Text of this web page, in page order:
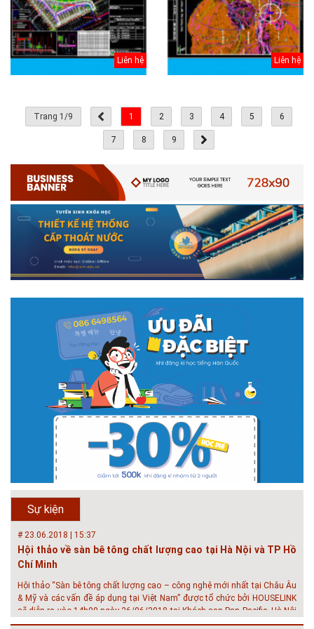
Liên hệ Liên hệ
Trang 1/9 1 2 3 4 5 6
7 8 9
Sự kiện
GIAO LƯU TRỰC TUYẾN - TƯ VẤN TUYỂN SINH ĐẠI HỌC
CHÍNH QUY ĐẠI HỌC KIẾN TRÚC NĂM...
học Kiến trúc Hà Nội chúc các bạn học sinh cuối cấp ôn thi thật tốt MỜI
QUÝ PHỤ HUYNH VÀ CÁC EM ĐÓN XEM GIAO LƯU TRỰC TUYẾN "TƯ
VẤN TUYỂN SINH ĐẠI H...
# 08.07.2019 | 17:58
Tuyến sinh 2019 - Khoa Kỹ Thuật Hạ tầng và Môi trường đô
thị - trường Đại học Ki...
Với mức điểm thi Tốt nghiệp THPT từ 14 đến 16 điểm, các bạn vẫn hoàn
toàn có thể theo học 1 trong những ngành học tốt nhất và có đầu ra tốt
đảm 100% t...
# 26.06.2018 | 10:57
Hội thảo quốc tế ''Xây dựng đô thị thông minh – Hướng đến
phát triển bền vững” /...
Phát triển đô thị thông minh và bền vững đang là mục tiêu của rất nhiều
thành phố trên thế giới. Tại Việt Nam, đã có gần 20 tỉnh, thành phố trên
toàn quốc đang triển khai hoặc khởi động các đề án về đô thị thông
minh. Vi...
# 23.06.2018 | 15:37
Hội thảo về sàn bê tông chất lượng cao tại Hà Nội và TP Hồ
Chí Minh
Hội thảo “Sàn bê tông chất lượng cao – công nghệ mới nhất tại Châu Âu
& Mỹ và các vấn đề áp dụng tại Việt Nam” được tổ chức bởi HOUSELINK
sẽ diễn ra vào 14h00 ngày 26/06/2018 tại Khách sạn Pan Pacific, Hà Nội
và ngày 28/...
# 04.03.2017 | 10:56
Độc đáo 3 địa danh thu nhỏ trong một homestay giữa lòng
Hà Nội
Ngoài các khách sạn và nhà nghỉ, nhiều du khách có xu hướng tìm đến
các homestay cho kỳ nghỉ của mình.
# 05.04.2025 | 17:16